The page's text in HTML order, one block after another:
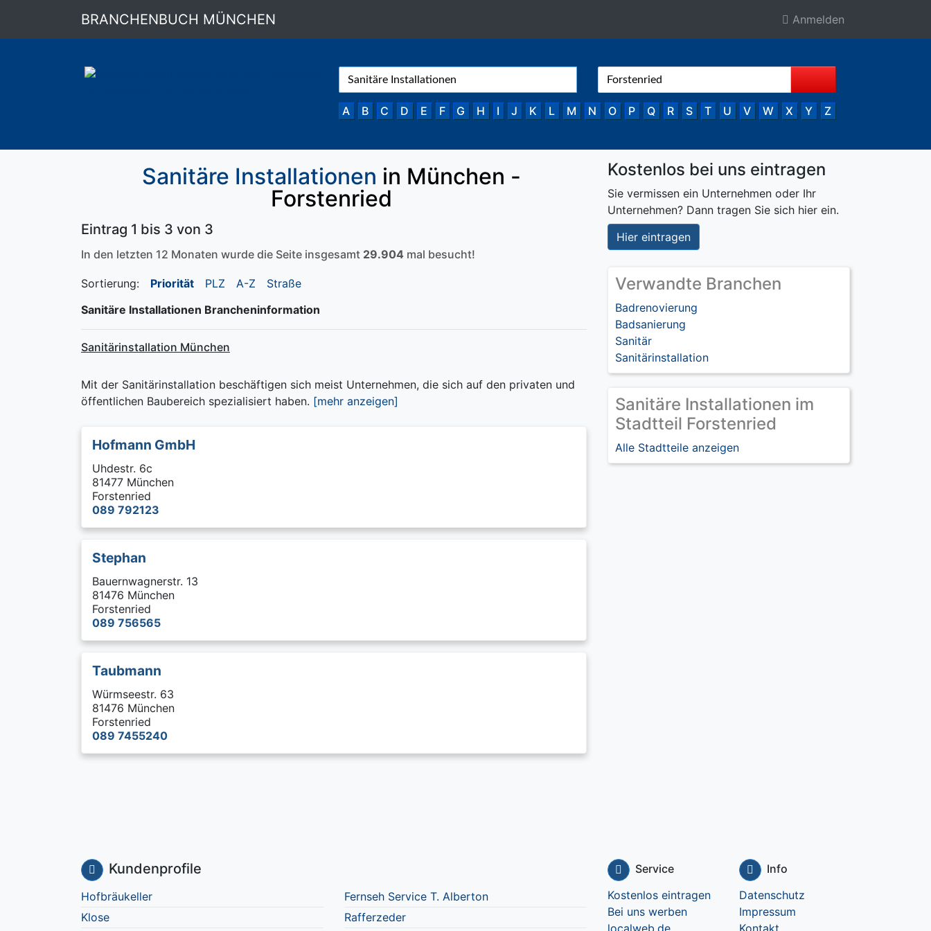
BRANCHENBUCH MÜNCHEN Anmelden
A B C D E F G H I J K L M N O P Q R S T U V W X Y Z
Sanitäre Installationen in München -
Forstenried
Eintrag 1 bis 3 von 3
In den letzten 12 Monaten wurde die Seite insgesamt 29.904 mal besucht!
Sortierung: Priorität PLZ A-Z
Straße
Sanitäre Installationen Brancheninformation
Sanitärinstallation München
Mit der Sanitärinstallation beschäftigen sich meist Unternehmen, die sich auf den privaten und
öffentlichen Baubereich spezialisiert haben. [mehr anzeigen]
Hofmann GmbH
Uhdestr. 6c
81477 München
Forstenried
089 792123
Stephan
Bauernwagnerstr. 13
81476 München
Forstenried
089 756565
Taubmann
Würmseestr. 63
81476 München
Forstenried
089 7455240
Kostenlos bei uns eintragen
Sie vermissen ein Unternehmen oder Ihr
Unternehmen? Dann tragen Sie sich hier ein.
Hier eintragen
Verwandte Branchen
Badrenovierung
Badsanierung
Sanitär
Sanitärinstallation
Sanitäre Installationen im
Stadtteil Forstenried
Alle Stadtteile anzeigen
Kundenprofile
Hofbräukeller
Klose
Fernseh Service T. Alberton
Rafferzeder
Service
Kostenlos eintragen
Bei uns werben
localweb.de
Info
Datenschutz
Impressum
Kontakt